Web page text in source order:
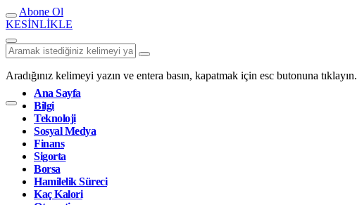
Abone Ol
KESİNLİKLE
Aradığınız kelimeyi yazın ve entera basın, kapatmak için esc butonuna tıklayın.
Ana Sayfa
Bilgi
Teknoloji
Sosyal Medya
Finans
Sigorta
Borsa
Hamilelik Süreci
Kaç Kalori